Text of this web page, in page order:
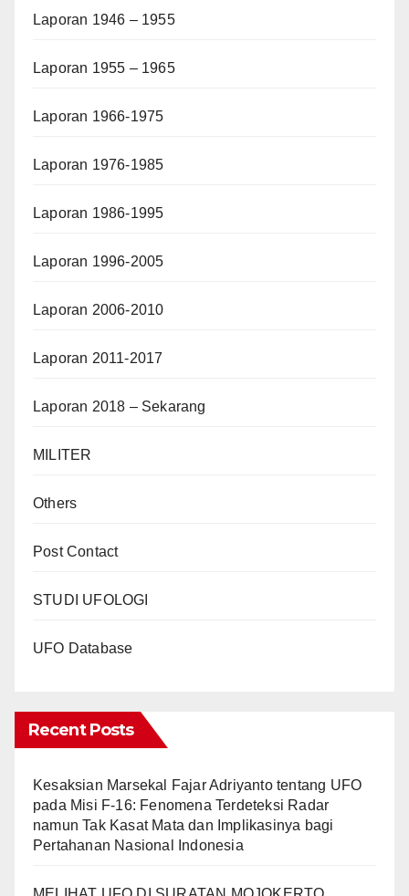
Laporan 1946 – 1955
Laporan 1955 – 1965
Laporan 1966-1975
Laporan 1976-1985
Laporan 1986-1995
Laporan 1996-2005
Laporan 2006-2010
Laporan 2011-2017
Laporan 2018 – Sekarang
MILITER
Others
Post Contact
STUDI UFOLOGI
UFO Database
Recent Posts
Kesaksian Marsekal Fajar Adriyanto tentang UFO
pada Misi F-16: Fenomena Terdeteksi Radar
namun Tak Kasat Mata dan Implikasinya bagi
Pertahanan Nasional Indonesia